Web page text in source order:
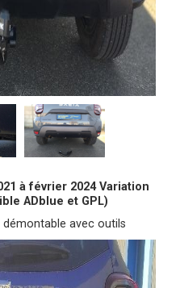
à février 2024 Variation
ADblue et GPL)
démontable avec outils